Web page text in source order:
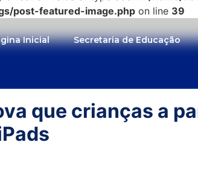
post-featured-image.php on line 39
Inicial Secretaria de Educação
que crianças a